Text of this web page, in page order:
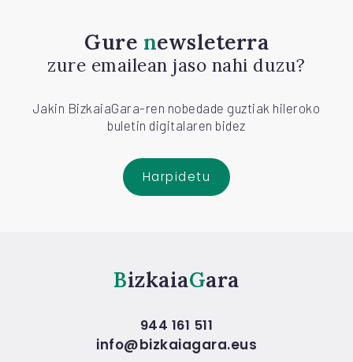
Gure newsleterra
zure emailean jaso nahi duzu?
Jakin BizkaiaGara-ren nobedade guztiak hileroko
buletin digitalaren bidez
Harpidetu
Bizkaia Gara
944 161 511
info@bizkaiagara.eus